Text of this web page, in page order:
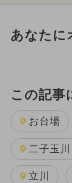
あなたに
この記事
お台場
二子玉川
立川